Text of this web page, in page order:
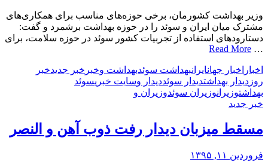
وزیر بهداشت کشورمان، برخی حوزه‌های مناسب برای همکاری‌های
مشترک میان ایران و سوئد را در حوزه بهداشت برشمرد و گفت:
دستارودهای استفاده از تجربیات کشور سوئد در حوزه سلامت، برای
…
Read More
اخبار اخبار جهانایرانبهداشت سوئدبهداشت وخبر خبر جدیدخبر
روز دیدار بهداشتدیدار سوئددیدار وسایت خبریسوئد
بهداشتوزیرانوزیران سوئدوزیران و
خبر جدید
مسقط میزبان دیدار رفت ذوب آهن و النصر
فروردین ۱۱, ۱۳۹۵